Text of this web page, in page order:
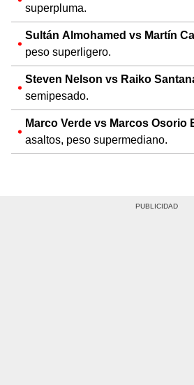
superpluma.
Sultán Almohamed vs Martín
peso superligero.
Steven Nelson vs Raiko
semipesado.
Marco Verde vs Marcos Osorio
asaltos, peso supermediano.